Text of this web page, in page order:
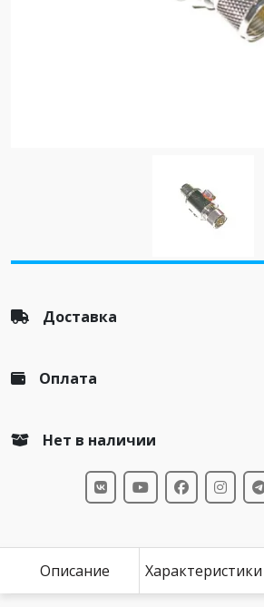
Доставка
Оплата
Нет в наличии
Описание Характеристики